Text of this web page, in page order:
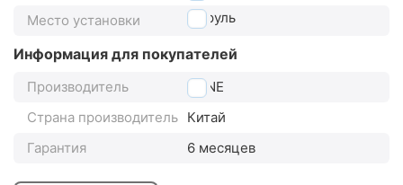
Место установки
на руль
Информация для покупателей
Производитель
BONE
Страна производитель Китай
Гарантия
6 месяцев